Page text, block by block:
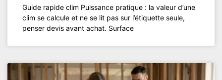
Guide rapide clim Puissance pratique : la valeur d’une
clim se calcule et ne se lit pas sur l’étiquette seule,
penser devis avant achat. Surface